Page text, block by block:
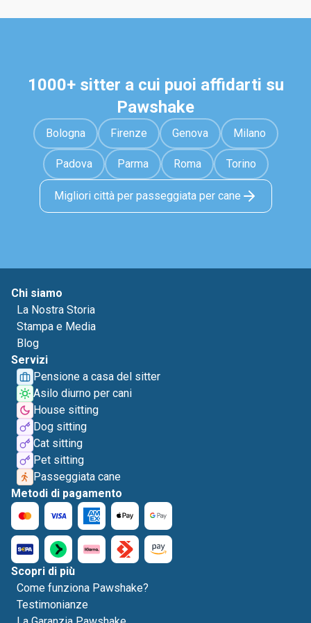
1000+ sitter a cui puoi affidarti su
Pawshake
Bologna Firenze Genova Milano
Padova Parma Roma Torino
Migliori città per passeggiata per cane
Chi siamo
La Nostra Storia
Stampa e Media
Blog
Servizi
Pensione a casa del sitter
Asilo diurno per cani
House sitting
Dog sitting
Cat sitting
Pet sitting
Passeggiata cane
Metodi di pagamento
Scopri di più
Come funziona Pawshake?
Testimonianze